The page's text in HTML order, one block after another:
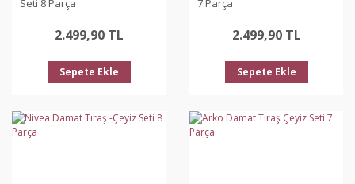
Seti 8 Parça
2.499,90 TL
Sepete Ekle
7 Parça
2.499,90 TL
Sepete Ekle